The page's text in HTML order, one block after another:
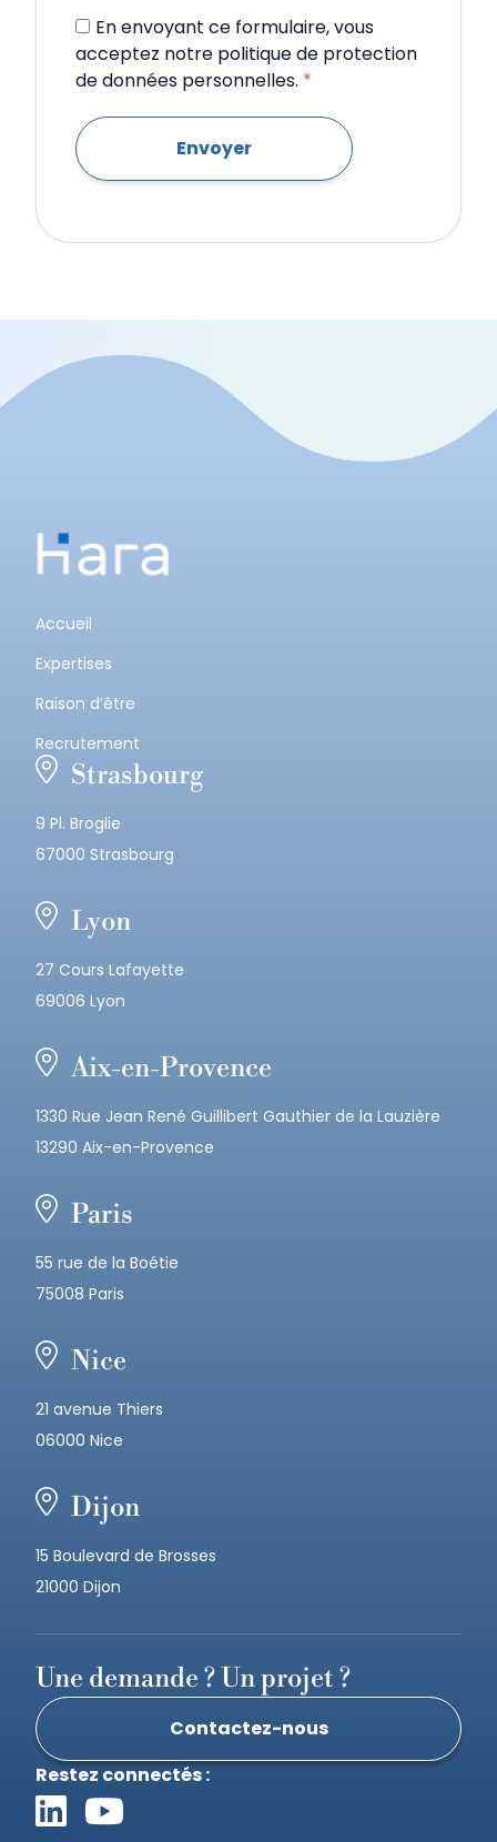
En envoyant ce formulaire, vous
acceptez notre politique de protection
de données personnelles. *
Accueil
Expertises
Raison d’être
Recrutement
Strasbourg
9 Pl. Broglie
67000 Strasbourg
Lyon
27 Cours Lafayette
69006 Lyon
Aix-en-Provence
1330 Rue Jean René Guillibert Gauthier de la Lauzière
13290 Aix-en-Provence
Paris
55 rue de la Boétie
75008 Paris
Nice
21 avenue Thiers
06000 Nice
Dijon
15 Boulevard de Brosses
21000 Dijon
Restez connectés :
Une demande ? Un projet ?
Contactez-nous